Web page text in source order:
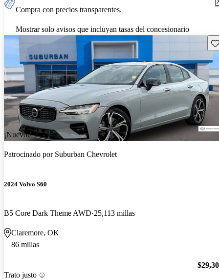
Compra con precios transparentes.
Mostrar solo avisos que incluyan tasas del concesionario
¡Nuevo!
Patrocinado por Suburban Chevrolet
2024 Volvo S60
B5 Core Dark Theme AWD 25,113 millas
Claremore, OK
86 millas
Trato justo